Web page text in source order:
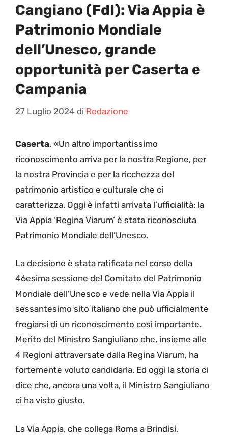
Cangiano (FdI): Via Appia è
Patrimonio Mondiale
dell’Unesco, grande
opportunità per Caserta e
Campania
27 Luglio 2024 di Redazione
Caserta. «Un altro importantissimo
riconoscimento arriva per la nostra Regione, per
la nostra Provincia e per la ricchezza del
patrimonio artistico e culturale che ci
caratterizza. Oggi è infatti arrivata l’ufficialità: la
Via Appia ‘Regina Viarum’ è stata riconosciuta
Patrimonio Mondiale dell’Unesco.
La decisione è stata ratificata nel corso della
46esima sessione del Comitato del Patrimonio
Mondiale dell’Unesco e vede nella Via Appia il
sessantesimo sito italiano che può ufficialmente
fregiarsi di un riconoscimento così importante.
Merito del Ministro Sangiuliano che, insieme alle
4 Regioni attraversate dalla Regina Viarum, ha
fortemente voluto candidarla. Ed oggi la storia ci
dice che, ancora una volta, il Ministro Sangiuliano
ci ha visto giusto.
La Via Appia, che collega Roma a Brindisi,